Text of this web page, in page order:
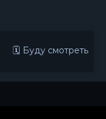
🗓 Буду смотреть